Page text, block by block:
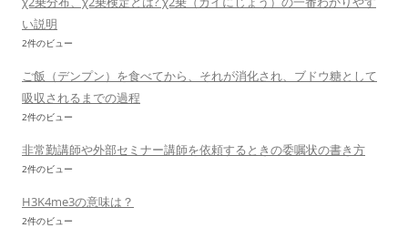
い説明
2件のビュー
ご飯（デンプン）を食べてから、それが消化され、ブドウ糖として
吸収されるまでの過程
2件のビュー
非常勤講師や外部セミナー講師を依頼するときの委嘱状の書き方
2件のビュー
H3K4me3の意味は？
2件のビュー